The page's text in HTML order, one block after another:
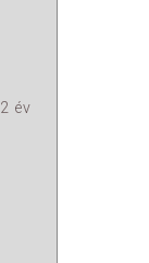
2 év